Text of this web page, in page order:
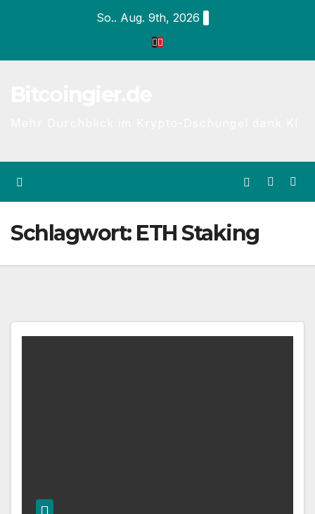
So.. Aug. 9th, 2026
Schlagwort: ETH Staking